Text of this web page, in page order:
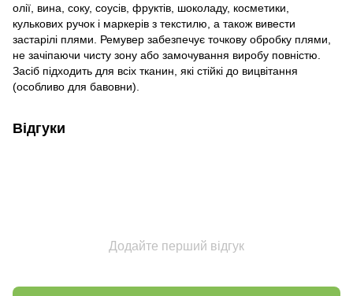
олії, вина, соку, соусів, фруктів, шоколаду, косметики,
кулькових ручок і маркерів з текстилю, а також вивести
застарілі плями. Ремувер забезпечує точкову обробку плями,
не зачіпаючи чисту зону або замочування виробу повністю.
Засіб підходить для всіх тканин, які стійкі до вицвітання
(особливо для бавовни).
Відгуки
Додайте перший відгук